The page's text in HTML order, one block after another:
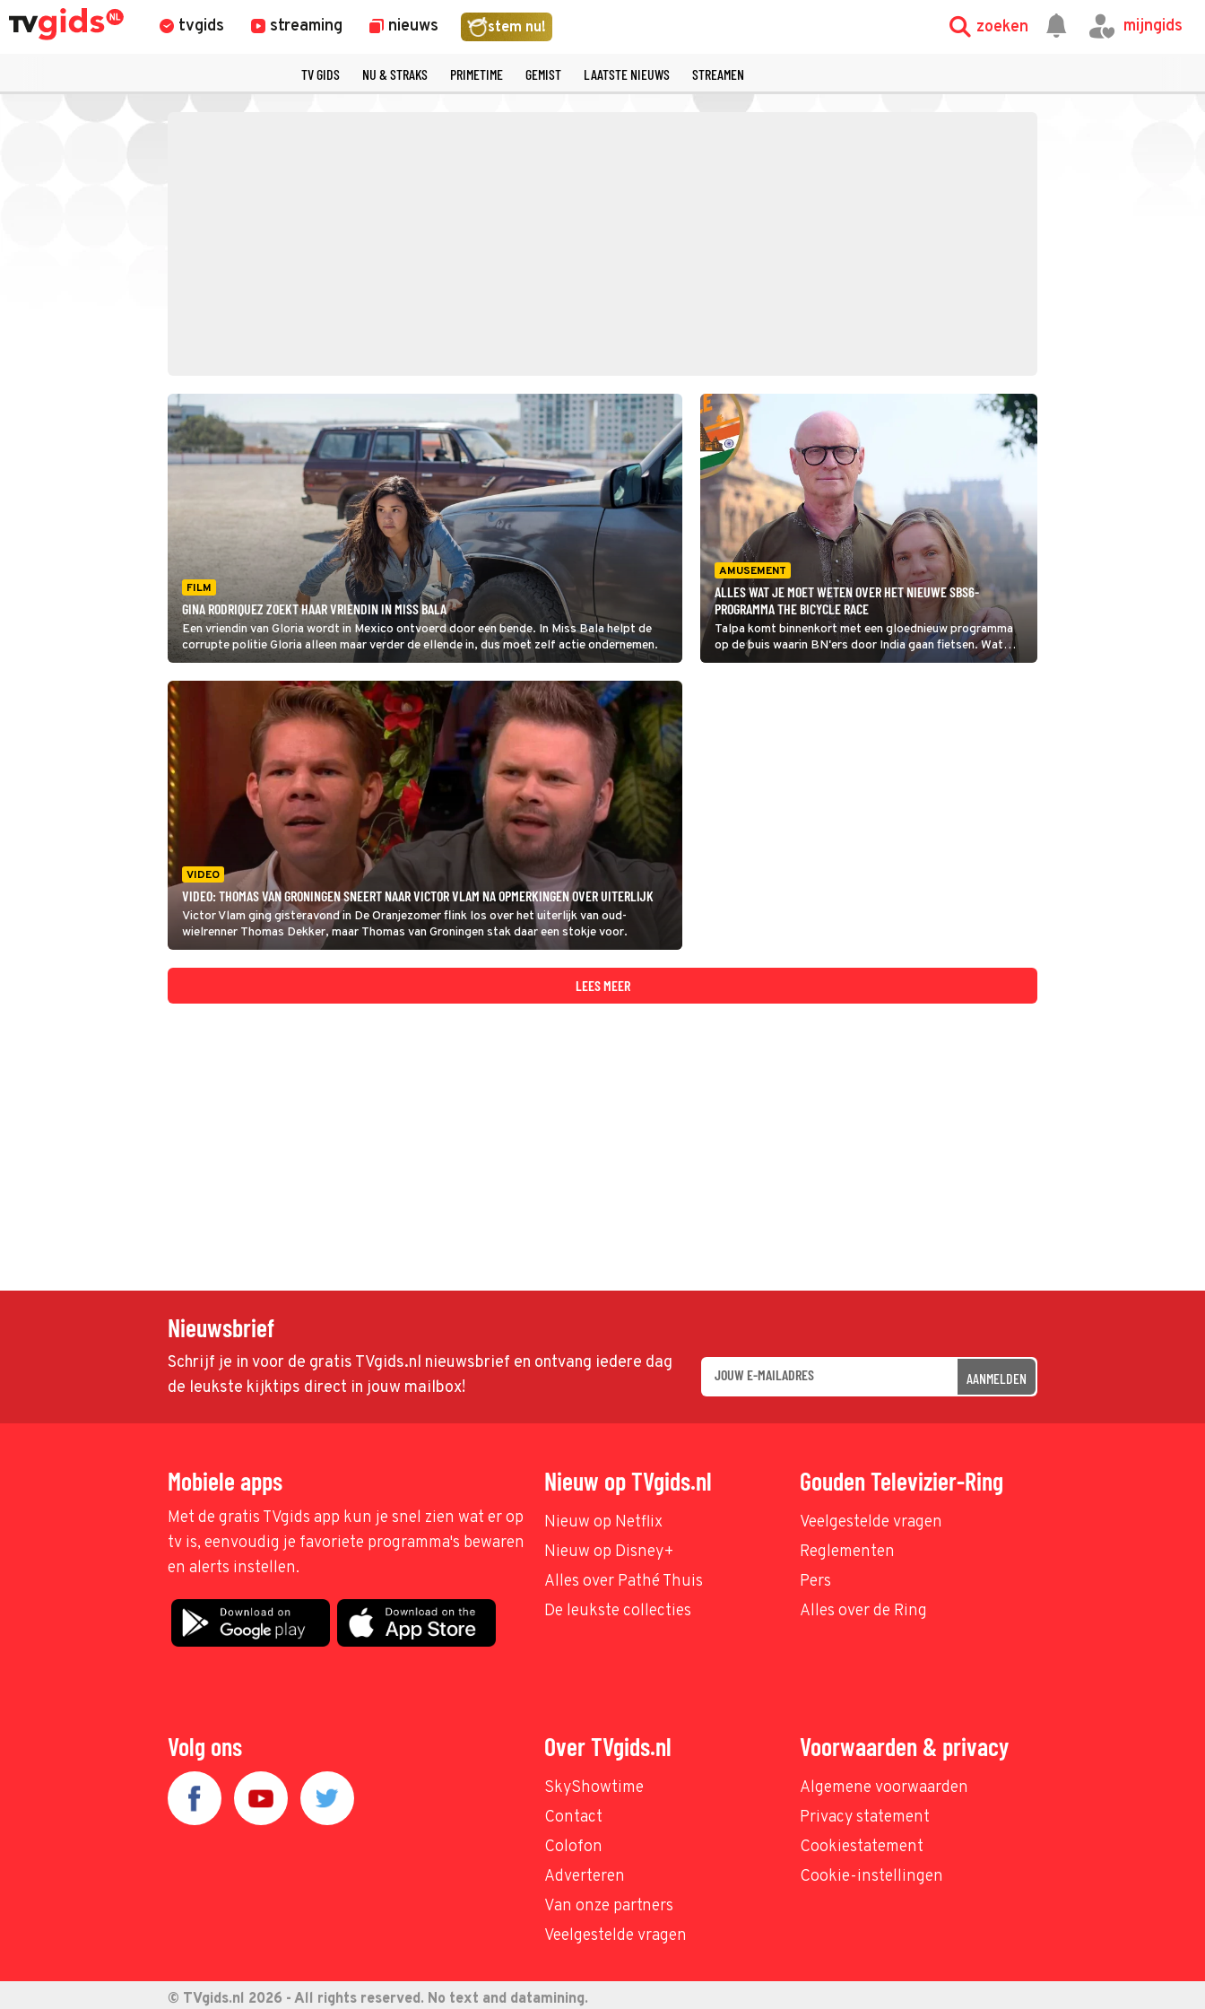
tvgids streaming nieuws stem nu! zoeken mijngids
TV GIDS NU & STRAKS PRIMETIME GEMIST LAATSTE NIEUWS STREAMEN
FILM
GINA RODRIQUEZ ZOEKT HAAR VRIENDIN IN MISS BALA
Een vriendin van Gloria wordt in Mexico ontvoerd door een bende. In Miss Bala helpt de
corrupte politie Gloria alleen maar verder de ellende in, dus moet zelf actie ondernemen.
AMUSEMENT
ALLES WAT JE MOET WETEN OVER HET NIEUWE SBS6-
PROGRAMMA THE BICYCLE RACE
Talpa komt binnenkort met een gloednieuw programma
op de buis waarin BN'ers door India gaan fietsen. Wat
kunnen we verwachten van deze nieuwe show, wie doen er
VIDEO
VIDEO: THOMAS VAN GRONINGEN SNEERT NAAR VICTOR VLAM NA OPMERKINGEN OVER UITERLIJK
Victor Vlam ging gisteravond in De Oranjezomer flink los over het uiterlijk van oud-
wielrenner Thomas Dekker, maar Thomas van Groningen stak daar een stokje voor.
LEES MEER
Nieuwsbrief
Schrijf je in voor de gratis TVgids.nl nieuwsbrief en ontvang iedere dag
de leukste kijktips direct in jouw mailbox!
AANMELDEN
Mobiele apps
Met de gratis TVgids app kun je snel zien wat er op
tv is, eenvoudig je favoriete programma's bewaren
en alerts instellen.
Nieuw op TVgids.nl
Nieuw op Netflix
Nieuw op Disney+
Alles over Pathé Thuis
De leukste collecties
Gouden Televizier-Ring
Veelgestelde vragen
Reglementen
Pers
Alles over de Ring
Volg ons Over TVgids.nl
SkyShowtime
Contact
Colofon
Adverteren
Van onze partners
Veelgestelde vragen
Voorwaarden & privacy
Algemene voorwaarden
Privacy statement
Cookiestatement
Cookie-instellingen
© TVgids.nl 2026 - All rights reserved. No text and datamining.